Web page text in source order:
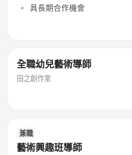
具長期合作機會
全職幼兒藝術導師
田之創作室
兼職
藝術興趣班導師